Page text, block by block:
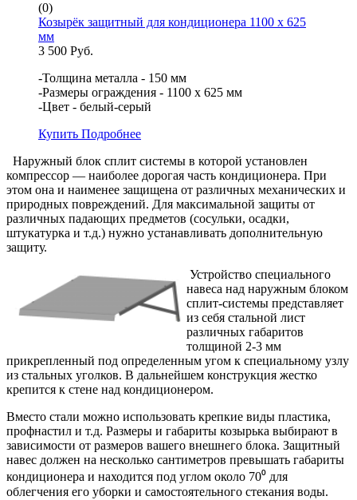
(0)
Козырёк защитный для кондиционера 1100 х 625
мм
3 500 Руб.
-Толщина металла - 150 мм
-Размеры ограждения - 1100 х 625 мм
-Цвет - белый-серый
Купить Подробнее
Наружный блок сплит системы в которой установлен
компрессор — наиболее дорогая часть кондиционера. При
этом она и наименее защищена от различных механических и
природных повреждений. Для максимальной защиты от
различных падающих предметов (сосульки, осадки,
штукатурка и т.д.) нужно устанавливать дополнительную
защиту.
Устройство специального
навеса над наружным блоком
сплит-системы представляет
из себя стальной лист
различных габаритов
толщиной 2-3 мм
прикрепленный под определенным угом к специальному узлу
из стальных уголков. В дальнейшем конструкция жестко
крепится к стене над кондиционером.
Вместо стали можно использовать крепкие виды пластика,
профнастил и т.д. Размеры и габариты козырька выбирают в
зависимости от размеров вашего внешнего блока. Защитный
навес должен на несколько сантиметров превышать габариты
кондиционера и находится под углом около 70⁰ для
облегчения его уборки и самостоятельного стекания воды.